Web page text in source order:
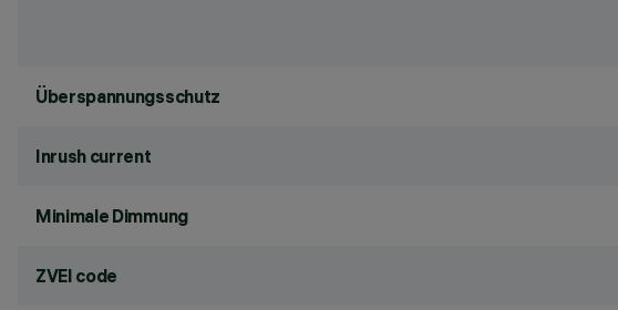
Überspannungsschutz
Inrush current
Minimale Dimmung
ZVEI code